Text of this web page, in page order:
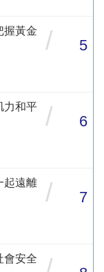
黃金
/ 5
力和平
/ 6
起遠離
/ 7
安全